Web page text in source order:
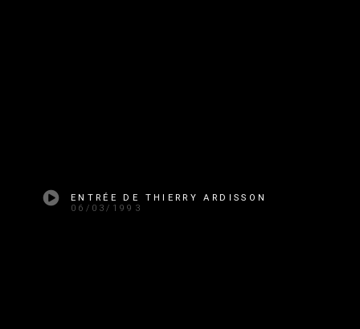
ENTRÉE DE THIERRY ARDISSON
06/03/1993